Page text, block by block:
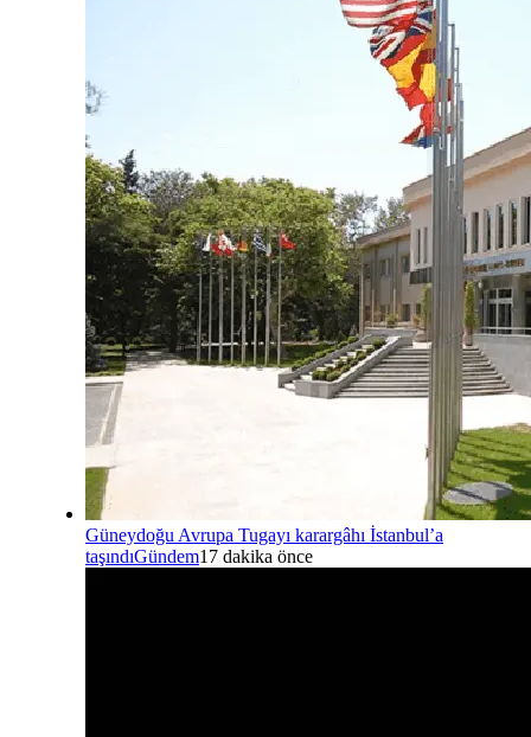
Güneydoğu Avrupa Tugayı karargâhı İstanbul’a
taşındıGündem17 dakika önce